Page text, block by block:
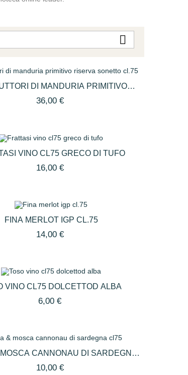

DI MANDURIA PRIMITIVO
RISERVA SONETTO CL.75
36,00 €
VINO CL75 GRECO DI TUFO
16,00 €
FINA MERLOT IGP CL.75
14,00 €
VINO CL75 DOLCETTOD ALBA
6,00 €
CANNONAU DI SARDEGNA
CL75
10,00 €